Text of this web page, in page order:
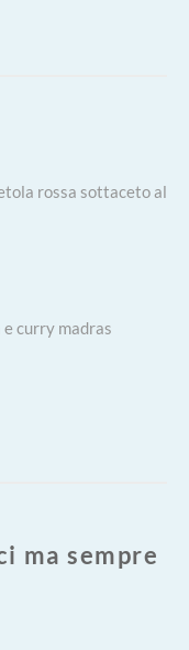
rossa sottaceto al
curry madras
ma sempre